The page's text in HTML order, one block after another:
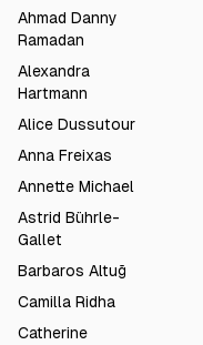
Ahmad Danny
Ramadan
Alexandra
Hartmann
Alice Dussutour
Anna Freixas
Annette Michael
Astrid Bührle-
Gallet
Barbaros Altuğ
Camilla Ridha
Catherine